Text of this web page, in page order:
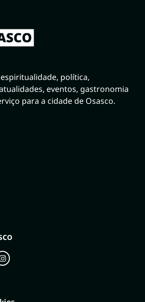
política,
eventos, gastronomia
para a cidade de Osasco.